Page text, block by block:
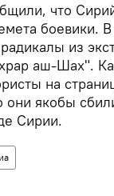
что
боевики.
из
аш-Шах".
на
они якобы
Сирии.